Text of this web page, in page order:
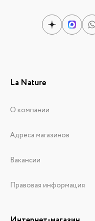
La Nature
О компании
Адреса магазинов
Вакансии
Правовая информация